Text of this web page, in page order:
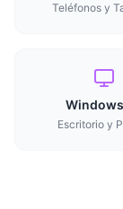
Teléfonos y
Escritorio y